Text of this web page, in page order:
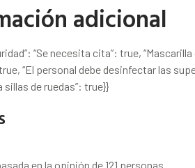
adicional
“Se necesita cita”: true,
“El personal debe desinfectar las
sillas de ruedas”: true}}
en la opinión de 121 personas